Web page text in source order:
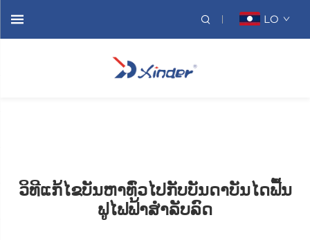
LO
ວິທີແກ້ໄຂບັນຫາທົ່ວໄປກັບບັນດາບັນໄດຟື້ນ
ຟູໄຟຟ້າສຳລັບລົດ